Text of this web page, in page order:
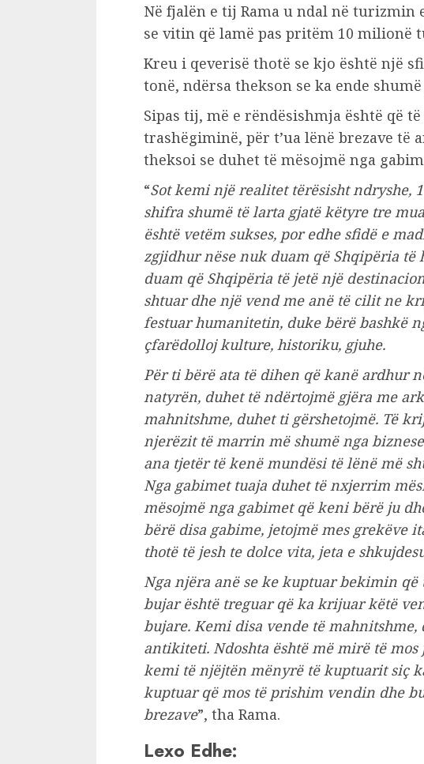
Në fjalën e tij Rama u ndal në turizmin
se vitin që lamë pas pritëm 10 milionë
Kreu i qeverisë thotë se kjo është një
tonë, ndërsa thekson se ka ende
Sipas tij, më e rëndësishmja është që
trashëgiminë, për t’ua lënë brezave të
theksoi se duhet të mësojmë nga
“Sot kemi një realitet tërësisht ndryshe,
shifra shumë të larta gjatë këtyre tre
është vetëm sukses, por edhe sfidë e
zgjidhur nëse nuk duam që Shqipëria të
duam që Shqipëria të jetë një
shtuar dhe një vend me anë të cilit ne
festuar humanitetin, duke bërë bashkë
çfarëdolloj kulture, historiku, gjuhe.
Për ti bërë ata të dihen që kanë ardhur
natyrën, duhet të ndërtojmë gjëra me
mahnitshme, duhet ti gërshetojmë. Të
njerëzit të marrin më shumë nga
ana tjetër të kenë mundësi të lënë më
Nga gabimet tuaja duhet të nxjerrim
mësojmë nga gabimet që keni bërë ju
bërë disa gabime, jetojmë mes grekëve
thotë të jesh te dolce vita, jeta e
Nga njëra anë se ke kuptuar bekimin që
bujar është treguar që ka krijuar këtë
bujare. Kemi disa vende të mahnitshme,
antikiteti. Ndoshta është më mirë të
kemi të njëjtën mënyrë të kuptuarit siç
kuptuar që mos të prishim vendin dhe
brezave”, tha Rama.
Lexo Edhe: